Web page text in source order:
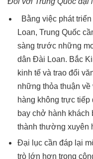
Bằng việc phát
Loan, Trung Quốc
sàng trước những
dân Đài Loan. Bắc
kinh tế và trao đổi
những thỏa thuận
hàng không trực
bay chở hành khách
thành thường xuyên
Đại lục cần đáp lại
trò lớn hơn trong